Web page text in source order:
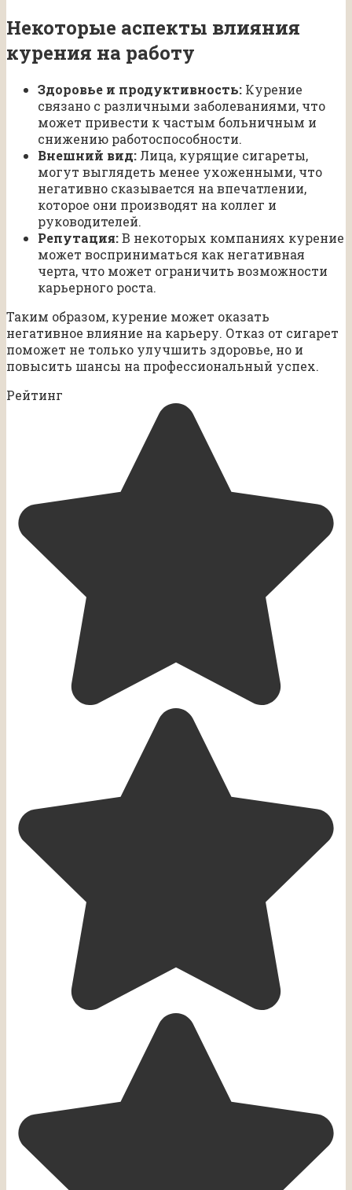
Некоторые аспекты влияния
курения на работу
Здоровье и продуктивность: Курение
связано с различными заболеваниями, что
может привести к частым больничным и
снижению работоспособности.
Внешний вид: Лица, курящие сигареты,
могут выглядеть менее ухоженными, что
негативно сказывается на впечатлении,
которое они производят на коллег и
руководителей.
Репутация:В некоторых компаниях курение
может восприниматься как негативная
черта, что может ограничить возможности
карьерного роста.
Таким образом, курение может оказать
негативное влияние на карьеру. Отказ от сигарет
поможет не только улучшить здоровье, но и
повысить шансы на профессиональный успех.
Рейтинг